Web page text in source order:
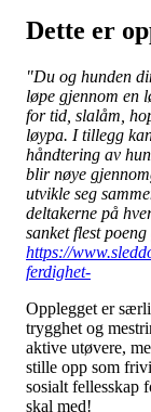
Dette er
"Du og hunden
løpe gjennom en
for tid, slalåm,
løypa. I tillegg
håndtering av
blir nøye
utvikle seg
deltakerne på
sanket flest
https://
ferdighet-
Opplegget er
trygghet og
aktive utøvere,
stille opp som
sosialt fellesskap
skal med!